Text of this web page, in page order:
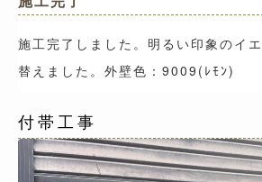
施工完了しました。明るい印象のイ
替えました。外壁色：9009(ﾚﾓﾝ)
付帯工事